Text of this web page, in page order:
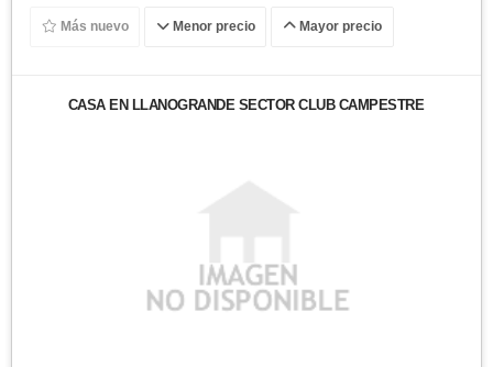
Más nuevo Menor precio Mayor precio
CASA EN LLANOGRANDE SECTOR CLUB CAMPESTRE